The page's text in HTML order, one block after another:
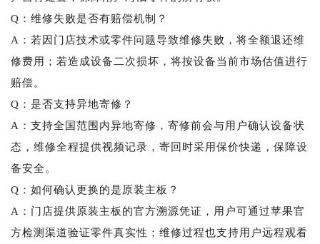
Q：维修失败是否有赔偿机制？
A：若因门店技术或零件问题导致维修失败，将全额退还维
修费用；若造成设备二次损坏，将按设备当前市场估值进行
赔偿。
Q：是否支持异地寄修？
A：支持全国范围内异地寄修，寄修前会与用户确认设备状
态，维修全程提供视频记录，寄回时采用保价快递，保障设
备安全。
Q：如何确认更换的是原装主板？
A：门店提供原装主板的官方溯源凭证，用户可通过苹果官
方检测渠道验证零件真实性；维修过程也支持用户远程观看